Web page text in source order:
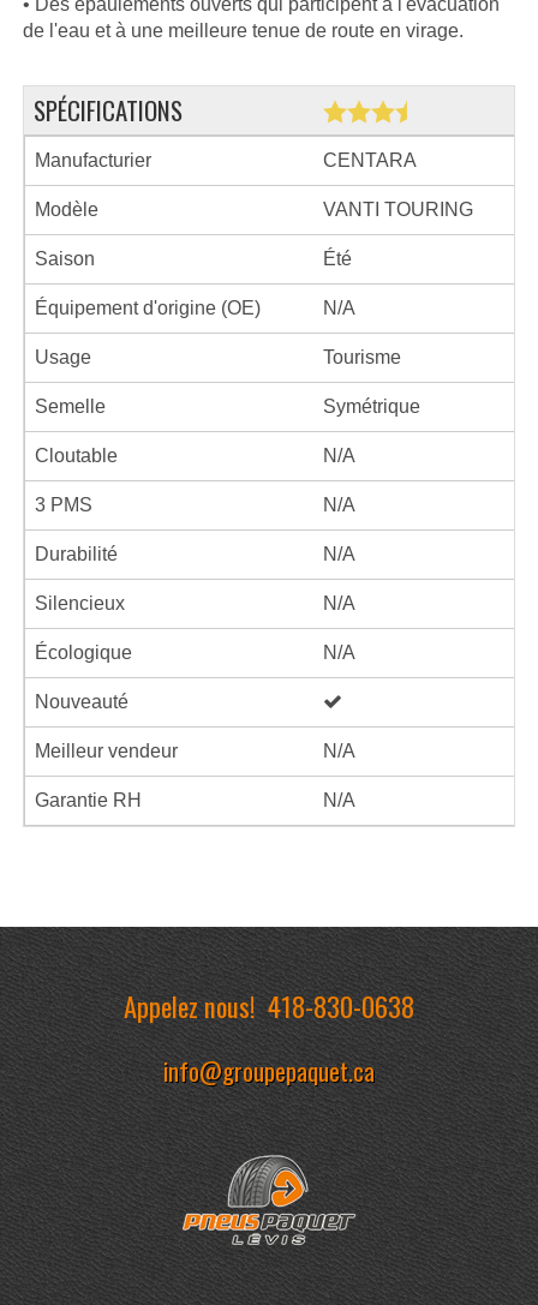
• Des épaulements ouverts qui participent à l'évacuation
de l'eau et à une meilleure tenue de route en virage.
SPÉCIFICATIONS
Manufacturier CENTARA
Modèle VANTI TOURING
Saison Été
Équipement d'origine (OE) N/A
Usage Tourisme
Semelle Symétrique
Cloutable N/A
3 PMS N/A
Durabilité N/A
Silencieux N/A
Écologique N/A
Nouveauté
Meilleur vendeur N/A
Garantie RH N/A
Appelez nous!418-830-0638
info@groupepaquet.ca